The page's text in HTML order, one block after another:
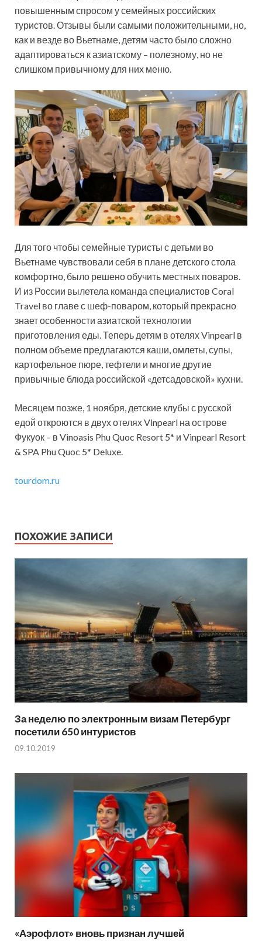
повышенным спросом у семейных российских
туристов. Отзывы были самыми положительными, но,
как и везде во Вьетнаме, детям часто было сложно
адаптироваться к азиатскому – полезному, но не
слишком привычному для них меню.
Для того чтобы семейные туристы с детьми во
Вьетнаме чувствовали себя в плане детского стола
комфортно, было решено обучить местных поваров.
И из России вылетела команда специалистов Coral
Travel во главе с шеф-поваром, который прекрасно
знает особенности азиатской технологии
приготовления еды. Теперь детям в отелях Vinpearl в
полном объеме предлагаются каши, омлеты, супы,
картофельное пюре, тефтели и многие другие
привычные блюда российской «детсадовской» кухни.
Месяцем позже, 1 ноября, детские клубы с русской
едой откроются в двух отелях Vinpearl на острове
Фукуок – в Vinoasis Phu Quoc Resort 5* и Vinpearl Resort
& SPA Phu Quoc 5* Deluxe.
tourdom.ru
ПОХОЖИЕ ЗАПИСИ
За неделю по электронным визам Петербург
посетили 650 интуристов
09.10.2019
«Аэрофлот» вновь признан лучшей